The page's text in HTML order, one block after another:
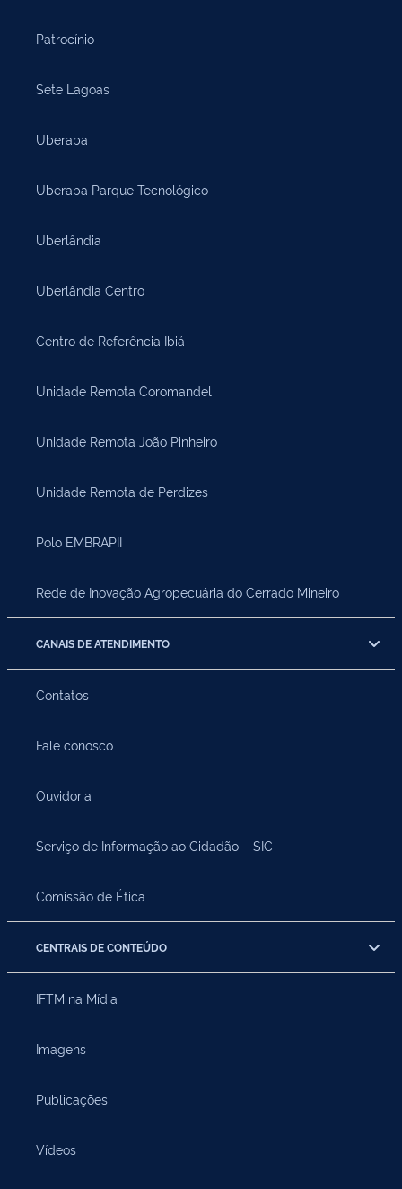
Patrocínio
Sete Lagoas
Uberaba
Uberaba Parque Tecnológico
Uberlândia
Uberlândia Centro
Centro de Referência Ibiá
Unidade Remota Coromandel
Unidade Remota João Pinheiro
Unidade Remota de Perdizes
Polo EMBRAPII
Rede de Inovação Agropecuária do Cerrado Mineiro
CANAIS DE ATENDIMENTO
Contatos
Fale conosco
Ouvidoria
Serviço de Informação ao Cidadão – SIC
Comissão de Ética
CENTRAIS DE CONTEÚDO
IFTM na Mídia
Imagens
Publicações
Vídeos